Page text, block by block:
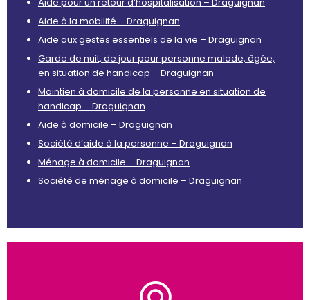
Aide à la mobilité – Draguignan
Aide aux gestes essentiels de la vie – Draguignan
Garde de nuit, de jour pour personne malade, âgée,
en situation de handicap – Draguignan
Maintien à domicile de la personne en situation de
handicap – Draguignan
Aide à domicile – Draguignan
Société d’aide à la personne – Draguignan
Ménage à domicile – Draguignan
Société de ménage à domicile – Draguignan